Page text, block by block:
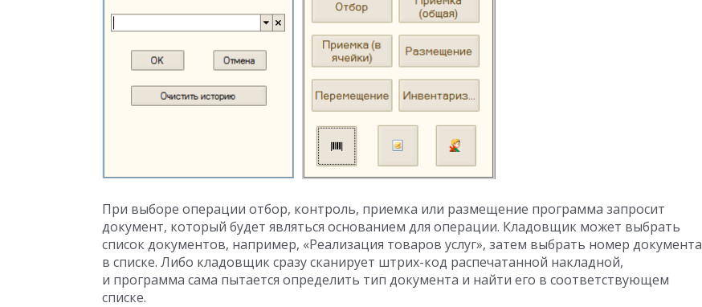
При выборе операции отбор, контроль, приемка или размещение программа запросит
документ, который будет являться основанием для операции. Кладовщик может выбрать
список документов, например, «Реализация товаров услуг», затем выбрать номер документа
в списке. Либо кладовщик сразу сканирует штрих-код распечатанной накладной,
и программа сама пытается определить тип документа и найти его в соответствующем
списке.